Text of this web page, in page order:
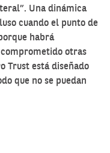
Una dinámica
cuando el punto de
habrá
otras
Trust está diseñado
que no se puedan